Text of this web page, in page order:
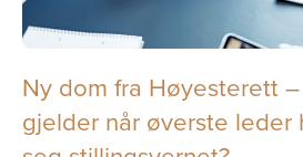
Ny dom fra Høyesterett
gjelder når øverste leder